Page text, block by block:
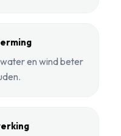
en wind beter